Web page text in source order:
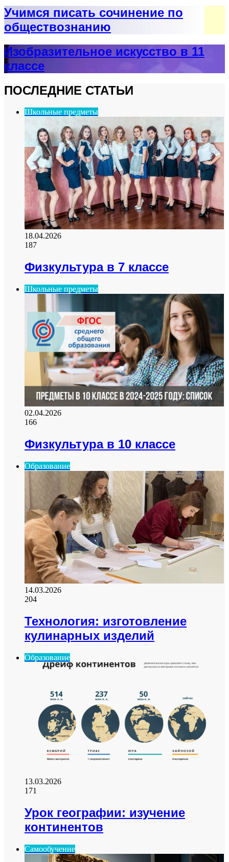
Учимся писать сочинение по
обществознанию
Изобразительное искусство в 11
классе
ПОСЛЕДНИЕ СТАТЬИ
Школьные предметы
18.04.2026
187
Физкультура в 7 классе
Школьные предметы
02.04.2026
166
Физкультура в 10 классе
Образование
14.03.2026
204
Технология: изготовление
кулинарных изделий
Образование
13.03.2026
171
Урок географии: изучение
континентов
Самообучение